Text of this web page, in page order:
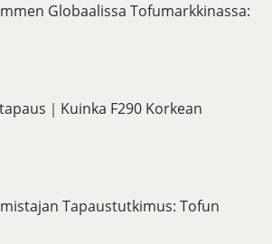
Globaalissa Tofumarkkinassa:
｜Kuinka F290 Korkean
Tapaustutkimus: Tofun